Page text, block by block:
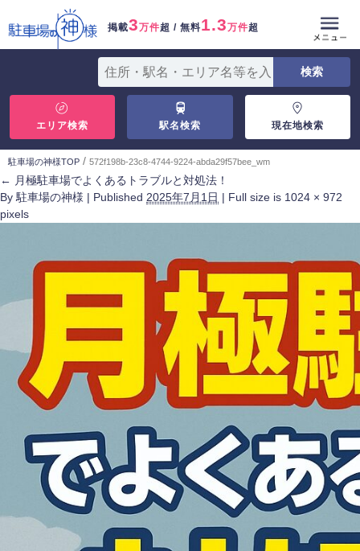
掲載3万件超 / 無料1.3万件超
エリア検索 駅名検索 現在地検索
駐車場の神様TOP / 572f198b-23c8-4744-9224-abda29f57bee_wm
← 月極駐車場でよくあるトラブルと対処法！
By 駐車場の神様 | Published 2025年7月1日 | Full size is 1024 × 972
pixels